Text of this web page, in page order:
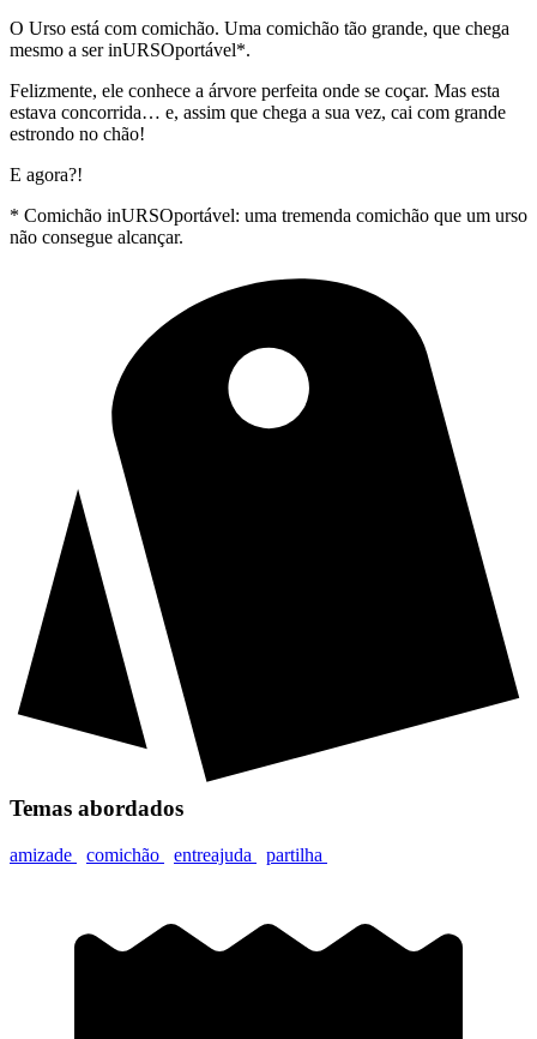
O Urso está com comichão. Uma comichão tão grande, que chega
mesmo a ser inURSOportável*.
Felizmente, ele conhece a árvore perfeita onde se coçar. Mas esta
estava concorrida… e, assim que chega a sua vez, cai com grande
estrondo no chão!
E agora?!
* Comichão inURSOportável: uma tremenda comichão que um urso
não consegue alcançar.
Temas abordados
amizade comichão entreajuda partilha